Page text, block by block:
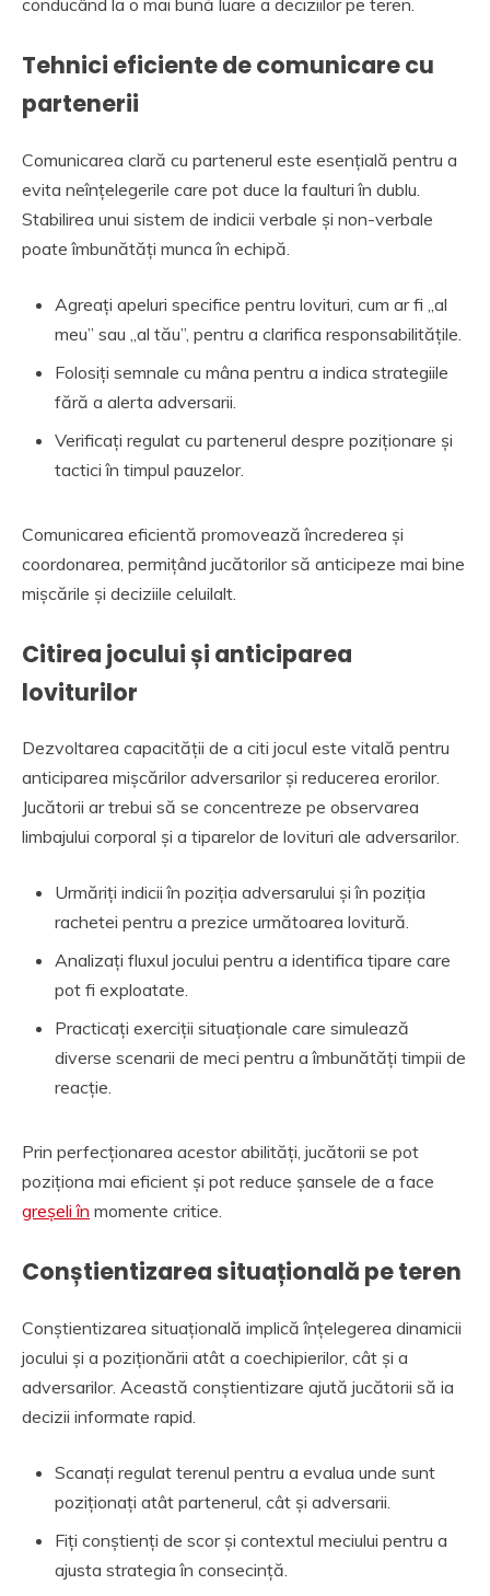
Tehnici eficiente de comunicare cu
partenerii
Comunicarea clară cu partenerul este esențială pentru a
evita neînțelegerile care pot duce la faulturi în dublu.
Stabilirea unui sistem de indicii verbale și non-verbale
poate îmbunătăți munca în echipă.
Agreați apeluri specifice pentru lovituri, cum ar fi „al
meu” sau „al tău”, pentru a clarifica responsabilitățile.
Folosiți semnale cu mâna pentru a indica strategiile
fără a alerta adversarii.
Verificați regulat cu partenerul despre poziționare și
tactici în timpul pauzelor.
Comunicarea eficientă promovează încrederea și
coordonarea, permițând jucătorilor să anticipeze mai bine
mișcările și deciziile celuilalt.
Citirea jocului și anticiparea
loviturilor
Dezvoltarea capacității de a citi jocul este vitală pentru
anticiparea mișcărilor adversarilor și reducerea erorilor.
Jucătorii ar trebui să se concentreze pe observarea
limbajului corporal și a tiparelor de lovituri ale adversarilor.
Urmăriți indicii în poziția adversarului și în poziția
rachetei pentru a prezice următoarea lovitură.
Analizați fluxul jocului pentru a identifica tipare care
pot fi exploatate.
Practicați exerciții situaționale care simulează
diverse scenarii de meci pentru a îmbunătăți timpii de
reacție.
Prin perfecționarea acestor abilități, jucătorii se pot
poziționa mai eficient și pot reduce șansele de a face
greșeli în momente critice.
Conștientizarea situațională pe teren
Conștientizarea situațională implică înțelegerea dinamicii
jocului și a poziționării atât a coechipierilor, cât și a
adversarilor. Această conștientizare ajută jucătorii să ia
decizii informate rapid.
Scanați regulat terenul pentru a evalua unde sunt
poziționați atât partenerul, cât și adversarii.
Fiți conștienți de scor și contextul meciului pentru a
ajusta strategia în consecință.